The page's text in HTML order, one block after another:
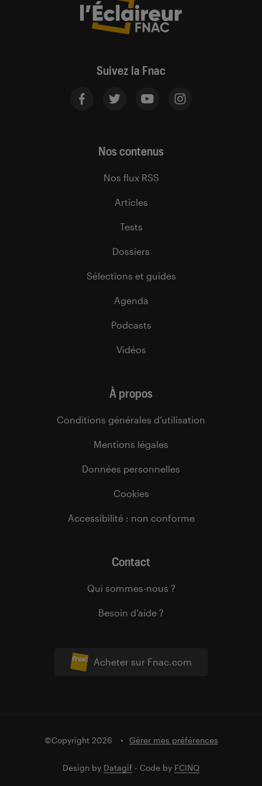
Suivez la Fnac
Acheter sur Fnac.com
Nos contenus
Nos flux RSS
Articles
Tests
Dossiers
Sélections et guides
Agenda
Podcasts
Vidéos
À propos
Conditions générales d’utilisation
Mentions légales
Données personnelles
Cookies
Accessibilité : non conforme
Contact
Qui sommes-nous ?
Besoin d’aide ?
©Copyright 2026 Gérer mes préférences
Design by Datagif - Code by FCINQ